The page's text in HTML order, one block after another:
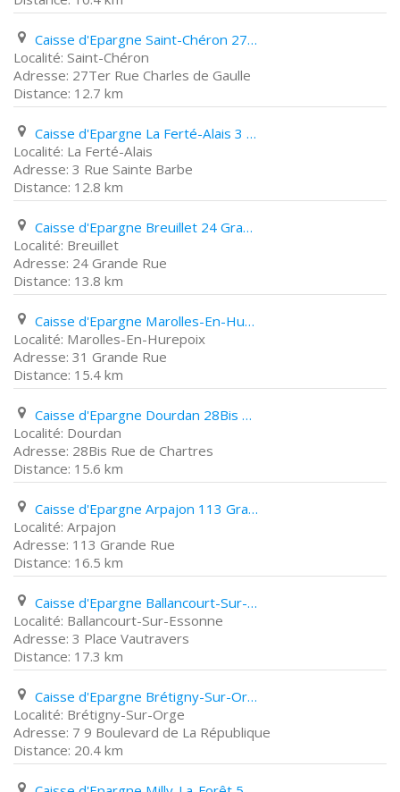
Caisse d'Epargne Saint-Chéron 27Ter Rue Charles de Gaulle
Saint-Chéron
27Ter Rue Charles de Gaulle
12.7 km
Caisse d'Epargne La Ferté-Alais 3 Rue Sainte Barbe
La Ferté-Alais
3 Rue Sainte Barbe
12.8 km
Caisse d'Epargne Breuillet 24 Grande Rue
Breuillet
24 Grande Rue
13.8 km
Caisse d'Epargne Marolles-En-Hurepoix 31 Grande Rue
Marolles-En-Hurepoix
31 Grande Rue
15.4 km
Caisse d'Epargne Dourdan 28Bis Rue de Chartres
Dourdan
28Bis Rue de Chartres
15.6 km
Caisse d'Epargne Arpajon 113 Grande Rue
Arpajon
113 Grande Rue
16.5 km
Caisse d'Epargne Ballancourt-Sur-Essonne 3 Place Vautravers
Ballancourt-Sur-Essonne
3 Place Vautravers
17.3 km
Caisse d'Epargne Brétigny-Sur-Orge 7 9 Boulevard de La République
Brétigny-Sur-Orge
7 9 Boulevard de La République
20.4 km